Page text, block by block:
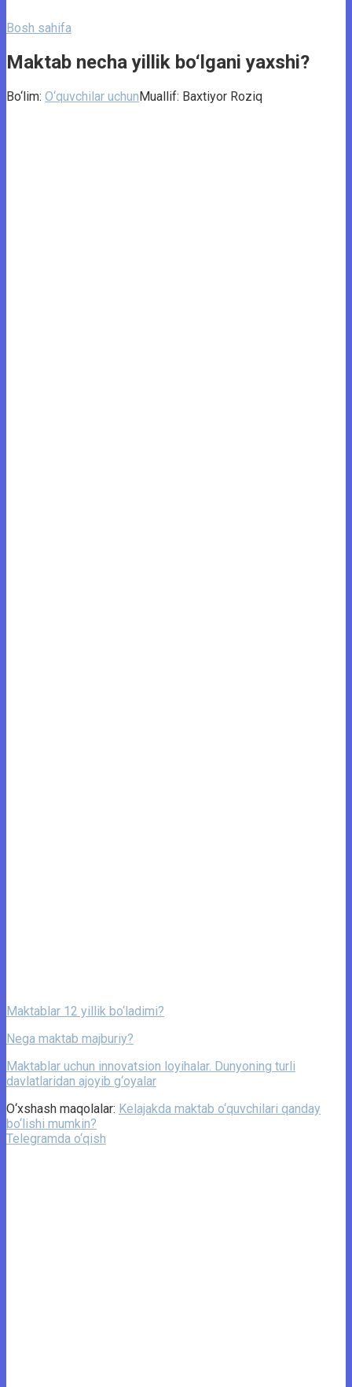
Bosh sahifa
Maktab necha yillik bo‘lgani yaxshi?
Bo‘lim: O‘quvchilar uchunMuallif: Baxtiyor Roziq
Maktablar 12 yillik bo‘ladimi?
Nega maktab majburiy?
Maktablar uchun innovatsion loyihalar. Dunyoning turli
davlatlaridan ajoyib g‘oyalar
O‘xshash maqolalar: Kelajakda maktab o‘quvchilari qanday
bo‘lishi mumkin?
Telegramda o‘qish